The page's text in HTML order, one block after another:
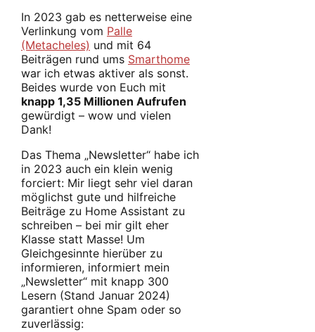
In 2023 gab es netterweise eine
Verlinkung vom Palle
(Metacheles) und mit 64
Beiträgen rund ums Smarthome
war ich etwas aktiver als sonst.
Beides wurde von Euch mit
knapp 1,35 Millionen Aufrufen
gewürdigt – wow und vielen
Dank!
Das Thema „Newsletter“ habe ich
in 2023 auch ein klein wenig
forciert: Mir liegt sehr viel daran
möglichst gute und hilfreiche
Beiträge zu Home Assistant zu
schreiben – bei mir gilt eher
Klasse statt Masse! Um
Gleichgesinnte hierüber zu
informieren, informiert mein
„Newsletter“ mit knapp 300
Lesern (Stand Januar 2024)
garantiert ohne Spam oder so
zuverlässig: